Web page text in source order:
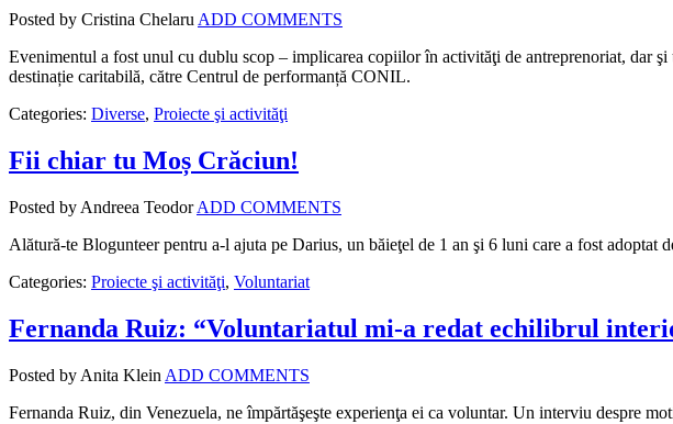
Posted by Cristina ChelaruADD COMMENTS
Evenimentul a fost unul cu dublu scop – implicarea copiilor în activităţi de antreprenoriat, dar
destinație caritabilă, către Centrul de performanță CONIL.
Categories: Diverse, Proiecte şi activităţi
Fii chiar tu Moș Crăciun!
Posted by Andreea Teodor ADD COMMENTS
Alătură-te Blogunteer pentru a-l ajuta pe Darius, un băieţel de 1 an şi 6 luni care a fost adoptat
Categories: Proiecte şi activităţi, Voluntariat
Fernanda Ruiz: “Voluntariatul mi-a redat echilibrul
Posted by Anita Klein ADD COMMENTS
Fernanda Ruiz, din Venezuela, ne împărtăşeşte experienţa ei ca voluntar. Un interviu despre